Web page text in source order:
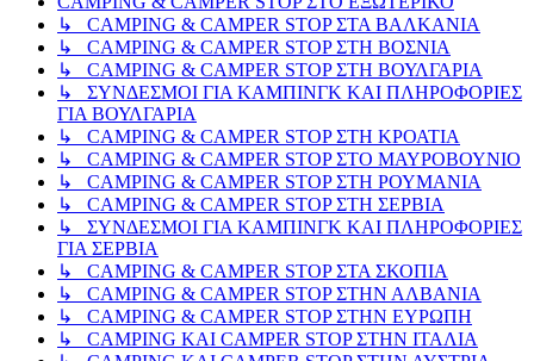
↳ CAMPING & CAMPER STOP ΣΤΑ ΒΑΛΚΑΝΙΑ
↳ CAMPING & CAMPER STOP ΣΤΗ ΒΟΣΝΙΑ
↳ CAMPING & CAMPER STOP ΣΤΗ ΒΟΥΛΓΑΡΙΑ
↳ ΣΥΝΔΕΣΜΟΙ ΓΙΑ ΚΑΜΠΙΝΓΚ ΚΑΙ ΠΛΗΡΟΦΟΡΙΕΣ
ΓΙΑ ΒΟΥΛΓΑΡΙΑ
↳ CAMPING & CAMPER STOP ΣΤΗ ΚΡΟΑΤΙΑ
↳ CAMPING & CAMPER STOP ΣΤΟ ΜΑΥΡΟΒΟΥΝΙΟ
↳ CAMPING & CAMPER STOP ΣΤΗ ΡΟΥΜΑΝΙΑ
↳ CAMPING & CAMPER STOP ΣΤΗ ΣΕΡΒΙΑ
↳ ΣΥΝΔΕΣΜΟΙ ΓΙΑ ΚΑΜΠΙΝΓΚ ΚΑΙ ΠΛΗΡΟΦΟΡΙΕΣ
ΓΙΑ ΣΕΡΒΙΑ
↳ CAMPING & CAMPER STOP ΣΤΑ ΣΚΟΠΙΑ
↳ CAMPING & CAMPER STOP ΣΤΗΝ ΑΛΒΑΝΙΑ
↳ CAMPING & CAMPER STOP ΣΤΗΝ ΕΥΡΩΠΗ
↳ CAMPING KAI CAMPER STOP ΣΤΗΝ ΙΤΑΛΙΑ